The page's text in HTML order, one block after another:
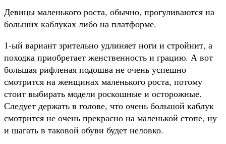
Девицы маленького роста, обычно, прогуливаются на
больших каблуках либо на платформе.
1-ый вариант зрительно удлиняет ноги и стройнит, а
походка приобретает женственность и грацию. А вот
большая рифленая подошва не очень успешно
смотрится на женщинах маленького роста, потому
стоит выбирать модели роскошные и осторожные.
Следует держать в голове, что очень большой каблук
смотрится не очень прекрасно на маленькой стопе, ну
и шагать в таковой обуви будет неловко.